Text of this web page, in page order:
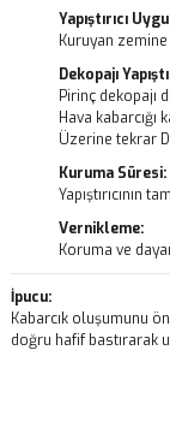
Yapıştırıcı
Kuruyan
Dekopajı
Pirinç dekopajı
Hava
Üzerine tekrar
Kuruma Süresi:
Yapıştırıcının
Vernikleme:
Koruma ve
İpucu:
Kabarcık oluşumunu
doğru hafif bastırarak